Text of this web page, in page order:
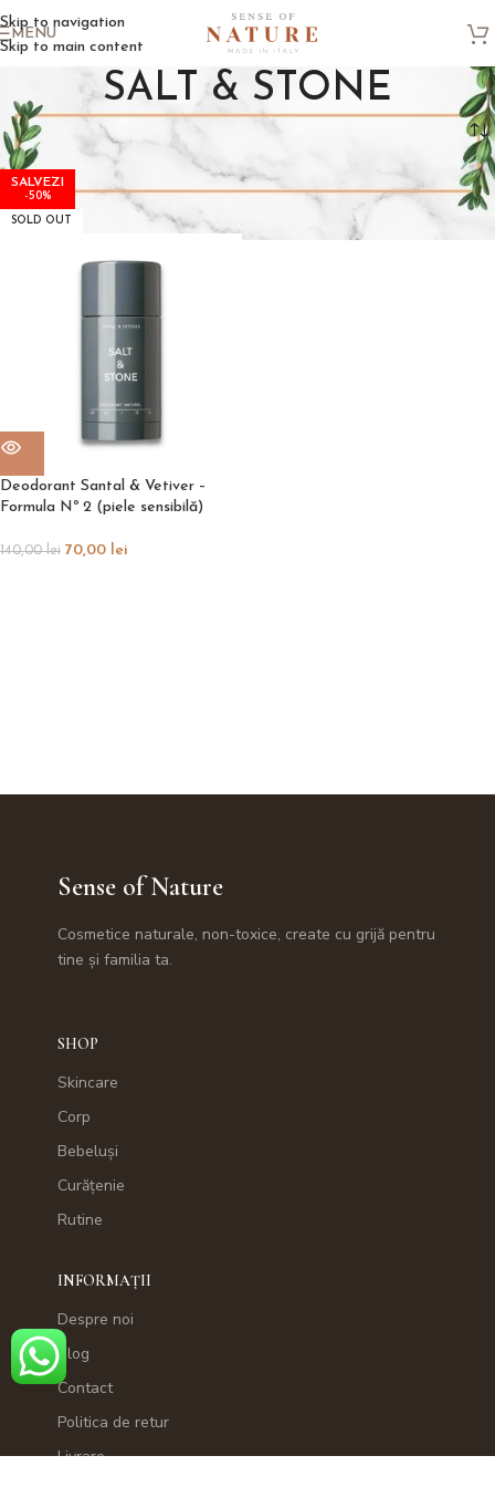
Skip to navigation
Skip to main content
MENU
SALT & STONE
Prima pagină SALT & STONE
-50%
SOLD OUT
Deodorant Santal & Vetiver –
Formula Nº 2 (piele sensibilă)
140,00lei 70,00 lei
Sense of Nature
Cosmetice naturale, non-toxice, create cu grijă pentru
tine și familia ta.
SHOP
Skincare
Corp
Bebeluși
Curățenie
Rutine
INFORMAȚII
Despre noi
Blog
Contact
Politica de retur
Livrare